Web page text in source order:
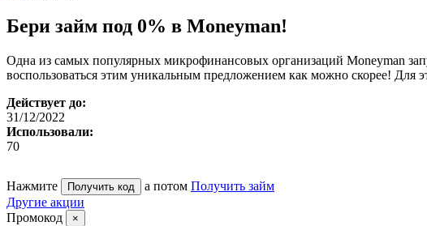
Бери займ под 0% в Moneyman!
Одна из самых популярных микрофинансовых организаций Moneyman
воспользоваться этим уникальным предложением как можно скорее! Для
Действует до:
31/12/2022
Использовали:
70
Нажмите Получить код а потом Получить займ
Другие акции
Промокод
×